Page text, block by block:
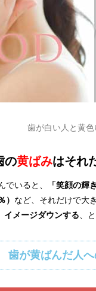
歯が白い人と黄
の黄ばみはそれ
いると、 「笑顔の輝
） など、それだけで大
イメージダウンする 、
歯が黄ばんだ人